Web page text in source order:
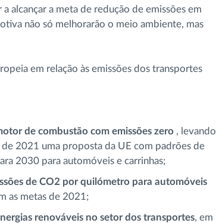
alcançar a meta de redução de emissões em
não só melhorarão o meio ambiente, mas
em relação às emissões dos transportes
de combustão com emissões zero , levando
2021 uma proposta da UE com padrões de
2030 para automóveis e carrinhas;
de CO2 por quilómetro para automóveis
as metas de 2021;
renováveis ​​no setor dos transportes, em